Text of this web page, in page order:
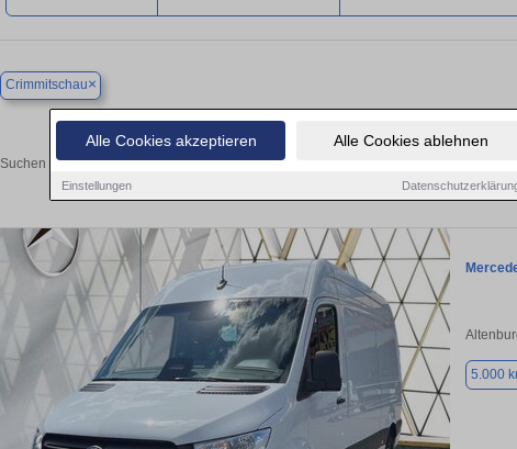
Alle Cookies akzeptieren Alle Cookies ablehnen
Einstellungen
Crimmitschau×
Finden Sie in Crimmitschau Ihren
Suchen Sie in Crimmitschau einen Mercedes Sprinter Gebrauchtwagen? Entdecken
und Preisklassen von privat
5.000